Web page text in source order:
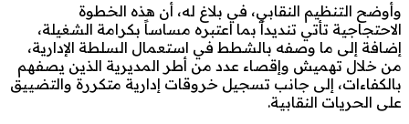
وأوضح التنظيم النقابي، في بلاغ له، أن هذه الخطوة
الاحتجاجية تأتي تنديداً بما اعتبره مساساً بكرامة الشغيلة،
إضافة إلى ما وصفه بالشطط في استعمال السلطة الإدارية،
من خلال تهميش وإقصاء عدد من أطر المديرية الذين يصفهم
بالكفاءات، إلى جانب تسجيل خروقات إدارية متكررة والتضييق
على الحريات النقابية.